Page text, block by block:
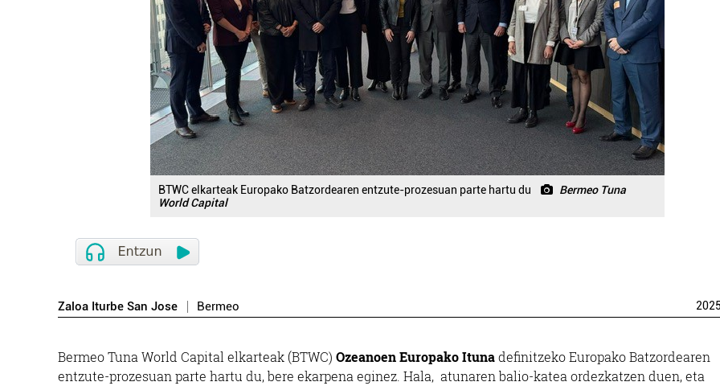
BTWC elkarteak Europako Batzordearen entzute-prozesuan parte hartu du
Bermeo Tuna
World Capital
Zaloa Iturbe San Jose Bermeo 2025
Bermeo Tuna World Capital elkarteak (BTWC) Ozeanoen Europako Itunadefinitzeko Europako Batzordearen
entzute-prozesuan parte hartu du, bere ekarpena eginez. Hala, atunaren balio-katea ordezkatzen duen, eta